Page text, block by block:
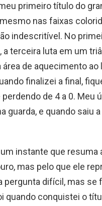
primeiro título do
nas faixas
indescritível. No
a terceira luta em um
área de aquecimento
finalizei a final,
de 4 a 0. Meu
guarda, e quando saiu
instante que resuma
mas pelo que ele
pergunta difícil, mas se
quando conquistei o